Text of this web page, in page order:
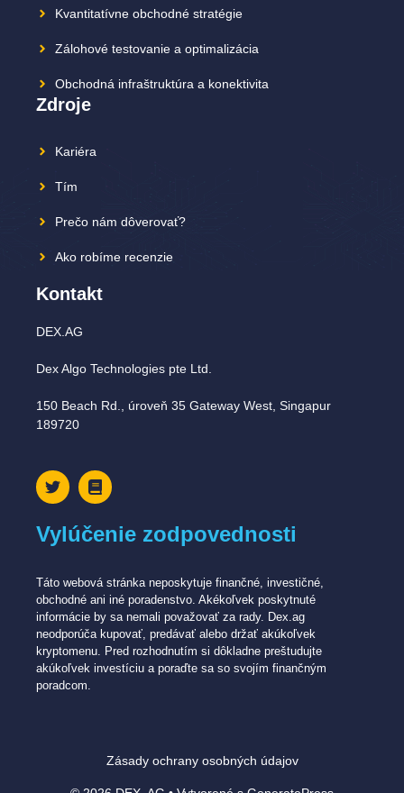
Kvantitatívne obchodné stratégie
Zálohové testovanie a optimalizácia
Obchodná infraštruktúra a konektivita
Zdroje
Kariéra
Tím
Prečo nám dôverovať?
Ako robíme recenzie
Kontakt
DEX.AG
Dex Algo Technologies pte Ltd.
150 Beach Rd., úroveň 35 Gateway West, Singapur
189720
Vylúčenie zodpovednosti
Táto webová stránka neposkytuje finančné, investičné,
obchodné ani iné poradenstvo. Akékoľvek poskytnuté
informácie by sa nemali považovať za rady. Dex.ag
neodporúča kupovať, predávať alebo držať akúkoľvek
kryptomenu. Pred rozhodnutím si dôkladne preštudujte
akúkoľvek investíciu a poraďte sa so svojím finančným
poradcom.
Zásady ochrany osobných údajov